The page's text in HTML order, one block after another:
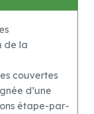
de la
couvertes
d’une
étape-par-